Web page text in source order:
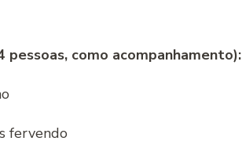
como acompanhamento):
fervendo